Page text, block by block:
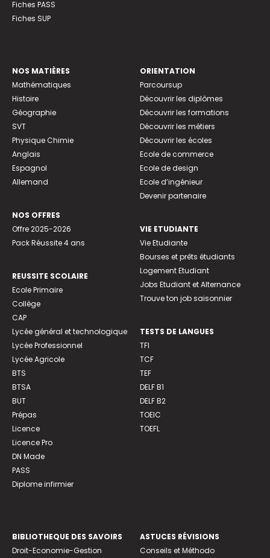
Fiches PASS
Fiches SUP
NOS MATIÈRES
Mathématiques
Histoire
Géographie
SVT
Physique Chimie
Anglais
Espagnol
Allemand
NOS OFFRES
Offre 2025-2026
Pack Réussite 4 ans
REUSSITE SCOLAIRE
Ecole Primaire
Collège
CAP
Lycée général et technologique
Lycée Professionnel
Lycée Agricole
BTS
BTSA
BUT
Prépas
Licence
Licence Pro
DN Made
PASS
Diplome infirmier
ORIENTATION
Parcoursup
Découvrir les diplômes
Découvrir les formations
Découvrir les métiers
Découvrir les écoles
Ecole de commerce
Ecole de design
Ecole d’ingénieur
Devenir partenaire
VIE ETUDIANTE
Vie Etudiante
Bourses et prêts étudiants
Logement Etudiant
Jobs Etudiant et Alternance
Trouve ton job saisonnier
TESTS DE LANGUES
TFI
TCF
TEF
DELF B1
DELF B2
TOEIC
TOEFL
BIBLIOTHEQUE DES SAVOIRS
Droit-Economie-Gestion
ASTUCES RÉVISIONS
Conseils et Méthodo